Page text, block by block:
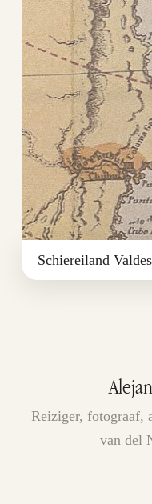
Schiereiland
Reiziger, fotograaf,
van del